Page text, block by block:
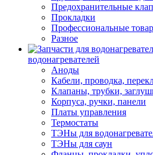
Предохранительные
Прокладки
Профессиональные
Разное
водонагревателей
Аноды
Кабели, проводка,
Клапаны, трубки,
Корпуса, ручки, панели
Платы управления
Термостаты
ТЭНы для
ТЭНы для саун